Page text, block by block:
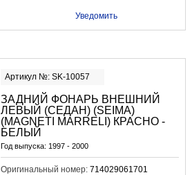
Уведомить
Артикул №: SK-10057
ЗАДНИЙ ФОНАРЬ ВНЕШНИЙ
ЛЕВЫЙ (СЕДАН) (SEIMA)
(MAGNETI MARRELI) КРАСНО -
БЕЛЫЙ
Год выпуска: 1997 - 2000
Оригинальный номер: 714029061701